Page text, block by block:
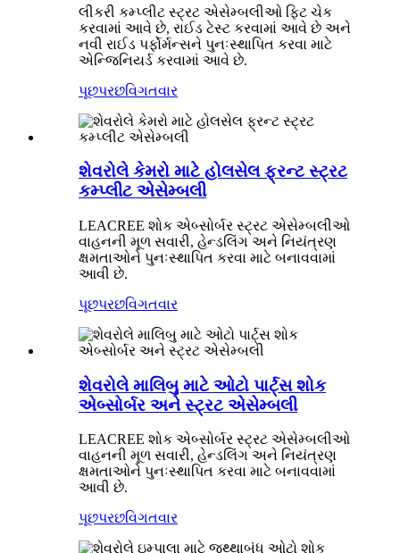
લીકરી કમ્પ્લીટ સ્ટ્રટ એસેમ્બલીઓ ફિટ ચેક
કરવામાં આવે છે, રાઈડ ટેસ્ટ કરવામાં આવે છે અને
નવી રાઈડ પર્ફોર્મન્સને પુનઃસ્થાપિત કરવા માટે
એન્જિનિયર્ડ કરવામાં આવે છે.
પૂછપરછવિગતવાર
શેવરોલે કેમરો માટે હોલસેલ ફ્રન્ટ સ્ટ્રટ
કમ્પ્લીટ એસેમ્બલી
LEACREE શોક એબ્સોર્બર સ્ટ્રટ એસેમ્બલીઓ
વાહનની મૂળ સવારી, હેન્ડલિંગ અને નિયંત્રણ
ક્ષમતાઓને પુનઃસ્થાપિત કરવા માટે બનાવવામાં
આવી છે.
પૂછપરછવિગતવાર
શેવરોલે માલિબુ માટે ઓટો પાર્ટ્સ શોક
એબ્સોર્બર અને સ્ટ્રટ એસેમ્બલી
LEACREE શોક એબ્સોર્બર સ્ટ્રટ એસેમ્બલીઓ
વાહનની મૂળ સવારી, હેન્ડલિંગ અને નિયંત્રણ
ક્ષમતાઓને પુનઃસ્થાપિત કરવા માટે બનાવવામાં
આવી છે.
પૂછપરછવિગતવાર